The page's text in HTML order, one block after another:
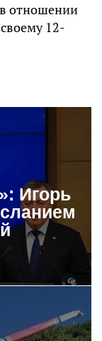
отношении
12-
Игорь